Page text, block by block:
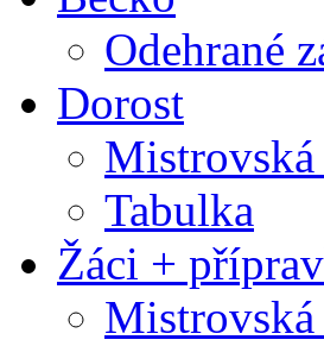
Odehrané
Dorost
Tabulka
Žáci +